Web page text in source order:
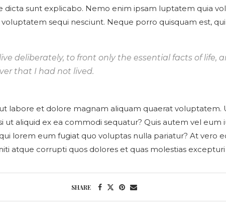
sunt explicabo. Nemo enim ipsam luptatem quia
sequi nesciunt. Neque porro quisquam est,
deliberately, to front only the essential facts of life,
that I had not lived.
labore et dolore magnam aliquam quaerat voluptatem.
ut aliquid ex ea commodi sequatur? Quis autem vel
lorem eum fugiat quo voluptas nulla pariatur? At vero
atque corrupti quos dolores et quas molestias
SHARE